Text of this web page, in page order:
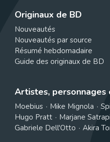
Originaux de BD
Nouveautés
Nouveautés par source
Résumé hebdomadaire
Guide des originaux de BD
Artistes,
Moebius Mike Mignola
Hugo Pratt
Marjane Satrapi
Gabriele Dell'Otto
Akira